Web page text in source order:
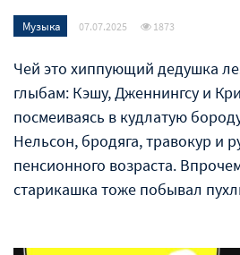
Музыка 07.07.2025 1873
Чей это хиппующий дедушка
глыбам: Кэшу, Дженнингсу и
посмеиваясь в кудлатую
Нельсон, бродяга, травокур и
пенсионного возраста.
старикашка тоже побывал